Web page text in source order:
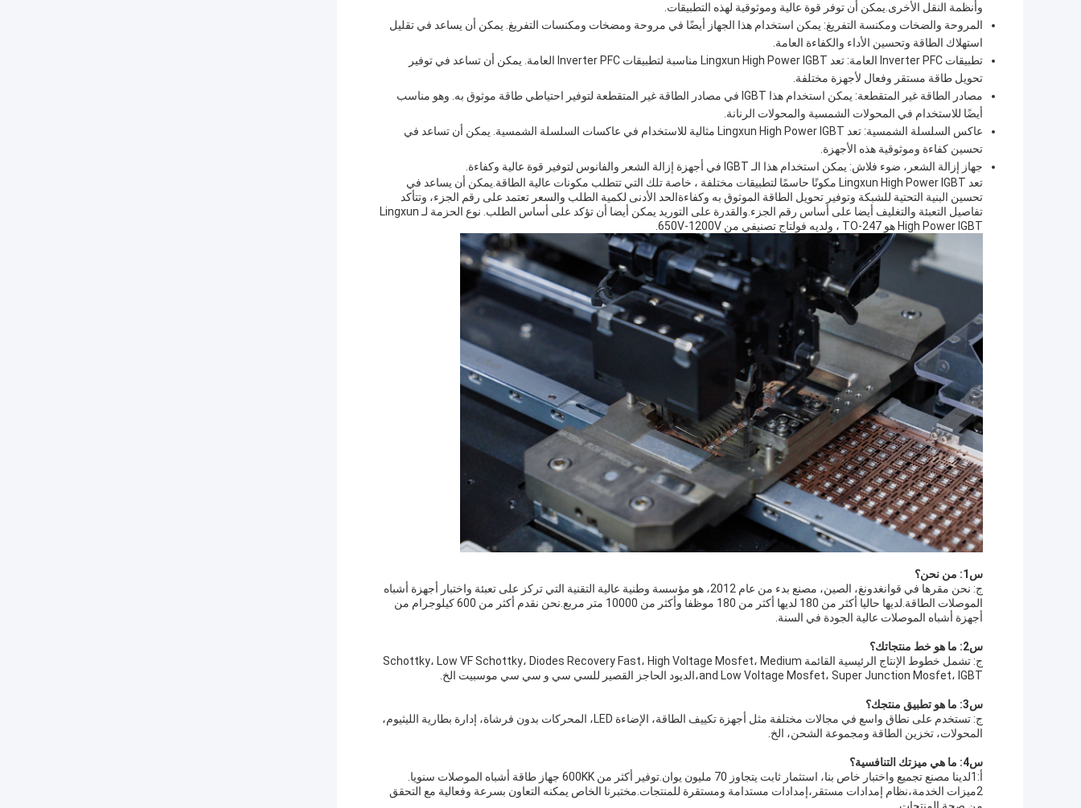
وأنظمة النقل الأخرى.يمكن أن توفر قوة عالية وموثوقية لهذه التطبيقات.
المروحة والضخات ومكنسة التفريغ: يمكن استخدام هذا الجهاز أيضًا في مروحة ومضخات ومكنسات التفريغ. يمكن أن يساعد في تقليل
استهلاك الطاقة وتحسين الأداء والكفاءة العامة.
تطبيقات Inverter PFC العامة: تعد Lingxun High Power IGBT مناسبة لتطبيقات Inverter PFC العامة. يمكن أن تساعد في توفير
تحويل طاقة مستقر وفعال لأجهزة مختلفة.
مصادر الطاقة غير المتقطعة: يمكن استخدام هذا IGBT في مصادر الطاقة غير المتقطعة لتوفير احتياطي طاقة موثوق به. وهو مناسب
أيضًا للاستخدام في المحولات الشمسية والمحولات الرنانة.
عاكس السلسلة الشمسية: تعد Lingxun High Power IGBT مثالية للاستخدام في عاكسات السلسلة الشمسية. يمكن أن تساعد في
تحسين كفاءة وموثوقية هذه الأجهزة.
جهاز إزالة الشعر، ضوء فلاش: يمكن استخدام هذا الـ IGBT في أجهزة إزالة الشعر والفانوس لتوفير قوة عالية وكفاءة.
تعد Lingxun High Power IGBT مكونًا حاسمًا لتطبيقات مختلفة ، خاصة تلك التي تتطلب مكونات عالية الطاقة.يمكن أن يساعد في
تحسين البنية التحتية للشبكة وتوفير تحويل الطاقة الموثوق به وكفاءةالحد الأدنى لكمية الطلب والسعر تعتمد على رقم الجزء، وتتأكد
تفاصيل التعبئة والتغليف أيضا على أساس رقم الجزء.والقدرة على التوريد يمكن أيضا أن تؤكد على أساس الطلب. نوع الحزمة لـ Lingxun
High Power IGBT هو TO-247 ، ولديه فولتاج تصنيفي من 650V-1200V.
س1: من نحن؟
ج: نحن مقرها في قوانغدونغ، الصين، مصنع بدء من عام 2012، هو مؤسسة وطنية عالية التقنية التي تركز على تعبئة واختبار أجهزة أشباه
الموصلات الطاقة.لديها حاليا أكثر من 180 لديها أكثر من 180 موظفا وأكثر من 10000 متر مربع.نحن نقدم أكثر من 600 كيلوجرام من
أجهزة أشباه الموصلات عالية الجودة في السنة.
س2: ما هو خط منتجاتك؟
ج: تشمل خطوط الإنتاج الرئيسية القائمة Schottky، Low VF Schottky، Diodes Recovery Fast، High Voltage Mosfet، Medium
and Low Voltage Mosfet، Super Junction Mosfet، IGBT،الديود الحاجز القصير للسي سي و سي سي موسبيت الخ.
س3: ما هو تطبيق منتجك؟
ج: تستخدم على نطاق واسع في مجالات مختلفة مثل أجهزة تكييف الطاقة، الإضاءة LED، المحركات بدون فرشاة، إدارة بطارية الليثيوم،
المحولات، تخزين الطاقة ومجموعة الشحن، الخ.
س4: ما هي ميزتك التنافسية؟
أ:1لدينا مصنع تجميع واختبار خاص بنا، استثمار ثابت يتجاوز 70 مليون يوان.توفير أكثر من 600KK جهاز طاقة أشباه الموصلات سنويا.
2ميزات الخدمة،نظام إمدادات مستقر،إمدادات مستدامة ومستقرة للمنتجات.مختبرنا الخاص يمكنه التعاون بسرعة وفعالية مع التحقق